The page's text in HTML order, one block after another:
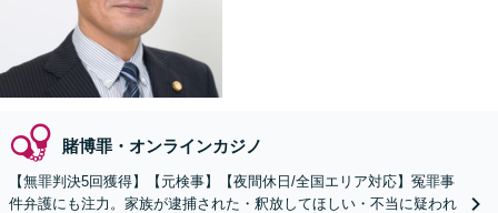
賭博罪・オンラインカジノ
【無罪判決5回獲得】【元検事】【夜間休日/全国エリア対応】冤罪事
件弁護にも注力。家族が逮捕された・釈放してほしい・不当に疑われ